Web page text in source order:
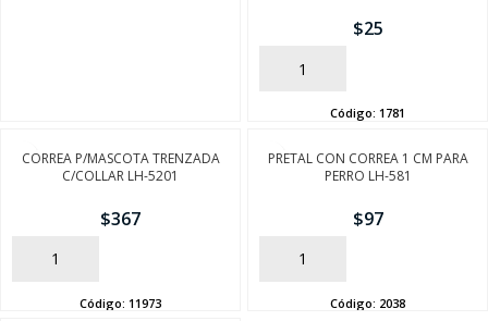
$25
AÑADIR
Código: 1781
CORREA P/MASCOTA TRENZADA
C/COLLAR LH-5201
$367
AÑADIR
Código: 11973
PRETAL CON CORREA 1 CM PARA
PERRO LH-581
$97
AÑADIR
Código: 2038